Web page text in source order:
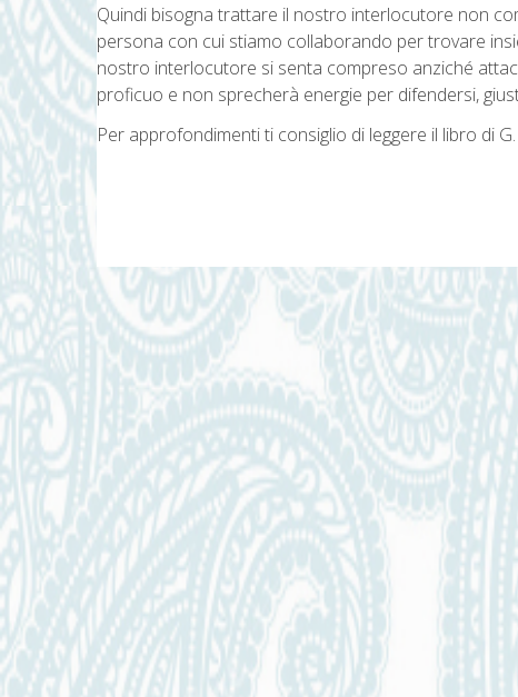
Quindi bisogna trattare il nostro interlocutore non
persona con cui stiamo collaborando per trovare
nostro interlocutore si senta compreso anziché
proficuo e non sprecherà energie per difendersi,
Per approfondimenti ti consiglio di leggere il libro di
articoli